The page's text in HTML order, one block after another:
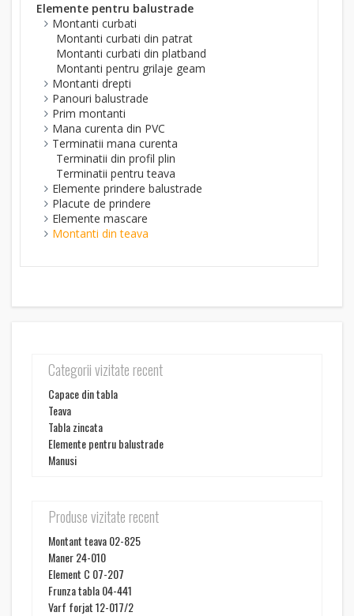
Elemente pentru balustrade
Montanti curbati
Montanti curbati din patrat
Montanti curbati din platband
Montanti pentru grilaje geam
Montanti drepti
Panouri balustrade
Prim montanti
Mana curenta din PVC
Terminatii mana curenta
Terminatii din profil plin
Terminatii pentru teava
Elemente prindere balustrade
Placute de prindere
Elemente mascare
Montanti din teava
Categorii vizitate recent
Capace din tabla
Teava
Tabla zincata
Elemente pentru balustrade
Manusi
Produse vizitate recent
Montant teava 02-825
Maner 24-010
Element C 07-207
Frunza tabla 04-441
Varf forjat 12-017/2